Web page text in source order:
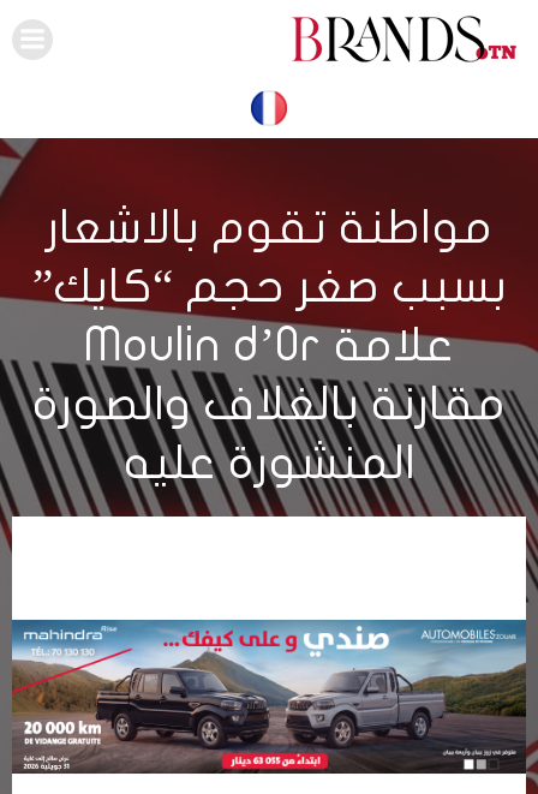
مواطنة تقوم بالاشعار
بسبب صغر حجم “كايك”
علامة Moulin d’Or
مقارنة بالغلاف والصورة
المنشورة عليه